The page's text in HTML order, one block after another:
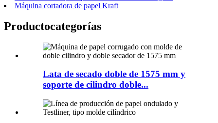
Máquina cortadora de papel Kraft
Productocategorías
Lata de secado doble de 1575 mm y
soporte de cilindro doble...